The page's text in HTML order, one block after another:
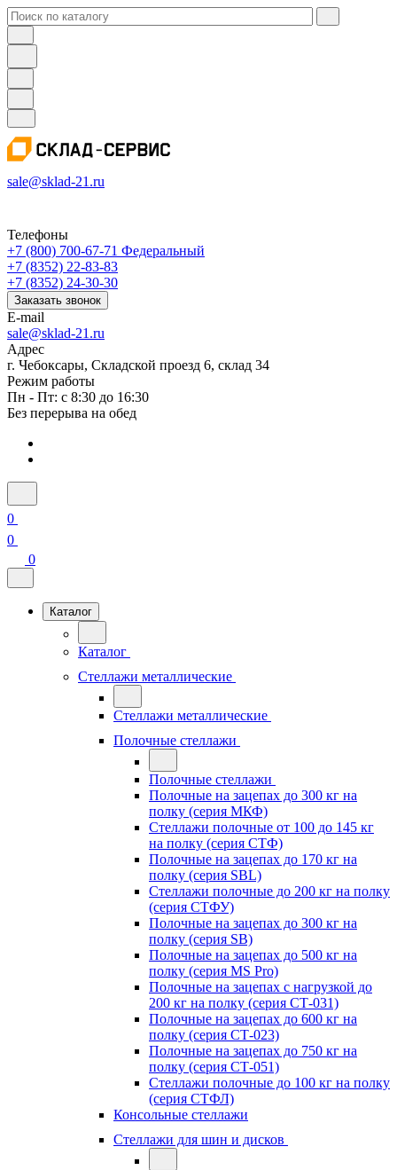
sale@sklad-21.ru
Телефоны
+7 (800) 700-67-71 Федеральный
+7 (8352) 22-83-83
+7 (8352) 24-30-30
Заказать звонок
E-mail
sale@sklad-21.ru
Адрес
г. Чебоксары, Складской проезд 6, склад 34
Режим работы
Пн - Пт: с 8:30 до 16:30
Без перерыва на обед
0
0
0
Каталог
Каталог
Стеллажи металлические
Стеллажи металлические
Полочные стеллажи
Полочные стеллажи
Полочные на зацепах до 300 кг на
полку (серия МКФ)
Стеллажи полочные от 100 до 145 кг
на полку (серия СТФ)
Полочные на зацепах до 170 кг на
полку (серия SBL)
Стеллажи полочные до 200 кг на полку
(серия СТФУ)
Полочные на зацепах до 300 кг на
полку (серия SB)
Полочные на зацепах до 500 кг на
полку (серия MS Pro)
Полочные на зацепах с нагрузкой до
200 кг на полку (серия СТ-031)
Полочные на зацепах до 600 кг на
полку (серия СТ-023)
Полочные на зацепах до 750 кг на
полку (серия СТ-051)
Стеллажи полочные до 100 кг на полку
(серия СТФЛ)
Консольные стеллажи
Стеллажи для шин и дисков